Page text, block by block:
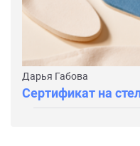
Дарья Габова
Сертификат на